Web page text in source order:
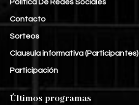
Política De Redes Sociales
Contacto
Sorteos
Clausula informativa (Participantes)
Participación
Últimos programas